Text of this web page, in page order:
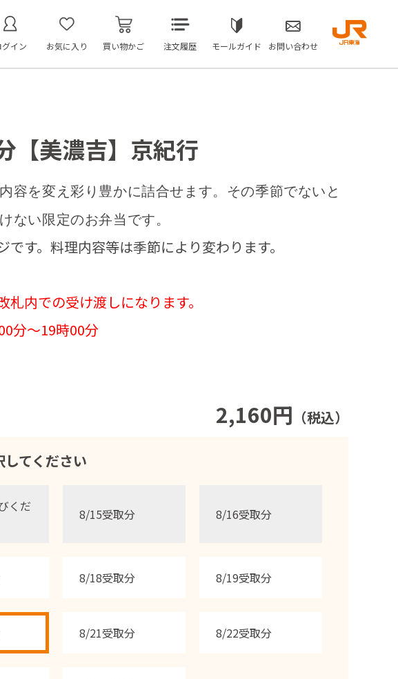
グイン お気に入り 買い物かご 注文履歴 モールガイド お問い合わせ
【美濃吉】京紀行
2,160円 （税込）
てください
くだ
8/15受取分 8/16受取分
8/18受取分 8/19受取分
8/21受取分 8/22受取分
容を変え彩り豊かに詰合せます。その季節でないと
ない限定のお弁当です。
す。料理内容等は季節により変わります。
内での受け渡しになります。
分～19時00分